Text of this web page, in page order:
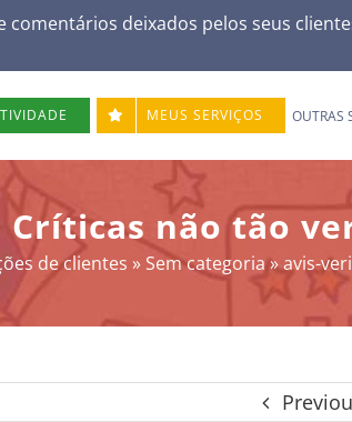
comentários deixados pelos seus
MEUS SERVIÇOS OUTRAS
Críticas não tão
de clientes » Sem categoria»avis-